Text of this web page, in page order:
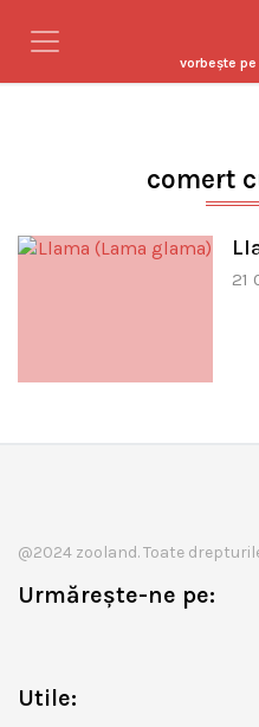
vorbeşte
comert
21
@2024 zooland. Toate
Urmărește-ne pe:
Utile: